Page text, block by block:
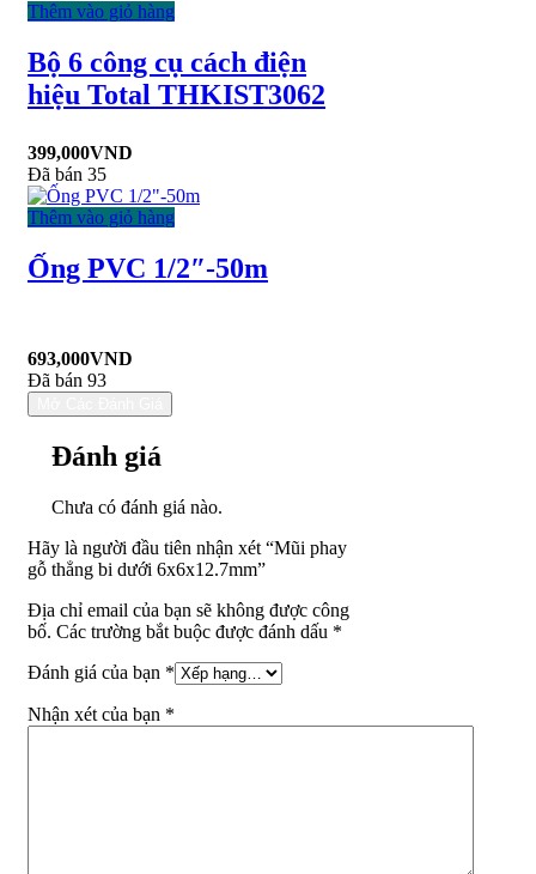
Thêm vào giỏ hàng
Bộ 6 công cụ cách điện
hiệu Total THKIST3062
399,000VND
Đã bán 35
Thêm vào giỏ hàng
Ống PVC 1/2″-50m
693,000VND
Đã bán 93
Đánh giá
Chưa có đánh giá nào.
Hãy là người đầu tiên nhận xét “Mũi phay
gỗ thẳng bi dưới 6x6x12.7mm”
Địa chỉ email của bạn sẽ không được công
bố. Các trường bắt buộc được đánh dấu *
Đánh giá của bạn *
Nhận xét của bạn *